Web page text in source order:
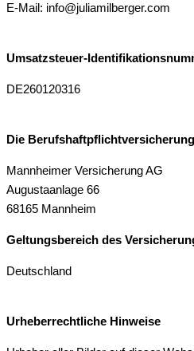
E-Mail: info@juliamilberger.com
Umsatzsteuer-
DE260120316
Die
Mannheimer Versicherung AG
Augustaanlage 66
68165 Mannheim
Geltungsbereich des
Deutschland
Urheberrechtliche Hinweise